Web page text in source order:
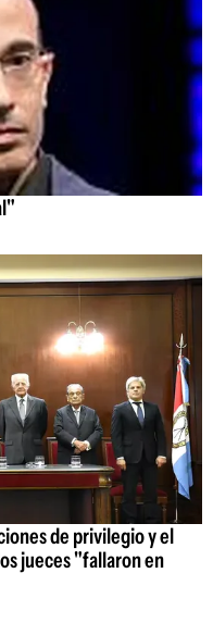
de privilegio y el
jueces "fallaron en